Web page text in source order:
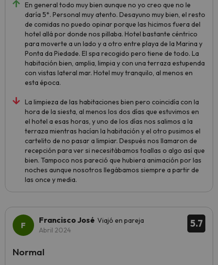
En general todo muy bien aunque no yo creo que no le
daría 5*. Personal muy atento. Desayuno muy bien, el resto
de comidas no puedo opinar porque las hicimos fuera del
hotel allá por donde nos pillaba. Hotel bastante céntrico
para moverte a un lado y a otro entre playa de la Marina y
Ponta da Piedade. El spa recogido pero tiene de todo. La
habitación bien, amplia, limpia y con una terraza estupenda
con vistas lateral mar. Hotel muy tranquilo, al menos en
esta época.
La limpieza de las habitaciones bien pero coincidía con la
hora de la siesta, al menos los dos días que estuvimos en
el hotel a esas horas, y uno de los días nos salimos a la
terraza mientras hacían la habitación y el otro pusimos el
cartelito de no pasar a limpiar. Después nos llamaron de
recepción para ver si necesitábamos toallas o algo así que
bien. Tampoco nos pareció que hubiera animación por las
noches aunque nosotros llegábamos siempre a partir de
las once y media.
5.7
Francisco José Viajó en pareja
Abril 2024
Normal